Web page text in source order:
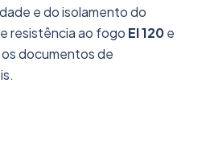
e do isolamento do
resistência ao fogo EI 120e
documentos de